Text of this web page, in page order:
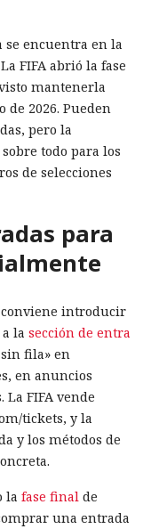
se encuentra en la
FIFA abrió la fase
mantenerla
2026. Pueden
pero la
todo para los
de selecciones
para
conviene introducir
la sección de entra
fila» en
en anuncios
FIFA vende
tickets, y la
y los métodos de
la fase final de
una entrada